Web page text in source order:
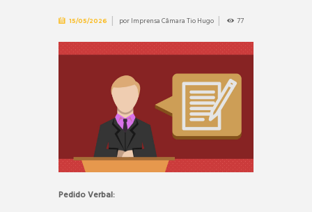
15/05/2026 porImprensa Câmara Tio Hugo 77
Pedido Verbal: